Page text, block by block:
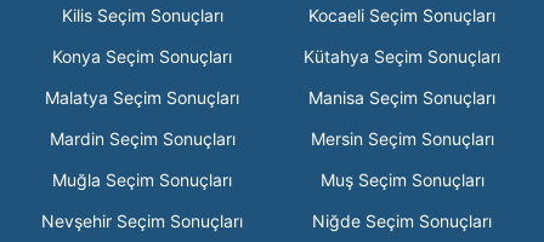
Kilis Seçim Sonuçları
Kocaeli Seçim Sonuçları
Konya Seçim Sonuçları
Kütahya Seçim Sonuçları
Malatya Seçim Sonuçları
Manisa Seçim Sonuçları
Mardin Seçim Sonuçları
Mersin Seçim Sonuçları
Muğla Seçim Sonuçları
Muş Seçim Sonuçları
Nevşehir Seçim Sonuçları
Niğde Seçim Sonuçları